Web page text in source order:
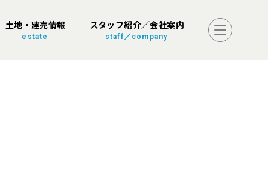
土地・建売情報
estate
スタッフ紹介／会社案内
staff／company